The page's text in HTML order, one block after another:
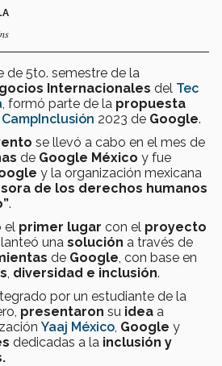
de 5to. semestre de la
Internacionales del Tec
, formó parte de la propuesta
CampInclusión 2023 de Google.
se llevó a cabo en el mes de
de Google México y fue
y la organización mexicana
de los derechos humanos
.
el primer lugar con el proyecto
una solución a través de
de Google , con base en
diversidad e inclusión.
por un estudiante de la
presentaron su idea a
Yaaj México Google y
dedicadas a la inclusión y